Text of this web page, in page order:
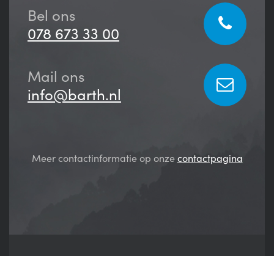
Bel ons
078 673 33 00
Mail ons
info@barth.nl
Meer contactinformatie op onzecontactpagina